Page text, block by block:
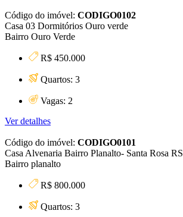
Código do imóvel: CODIGO0102
Casa 03 Dormitórios Ouro verde
Bairro Ouro Verde
R$ 450.000
Quartos: 3
Vagas: 2
Ver detalhes
Código do imóvel: CODIGO0101
Casa Alvenaria Bairro Planalto- Santa Rosa RS
Bairro planalto
R$ 800.000
Quartos: 3